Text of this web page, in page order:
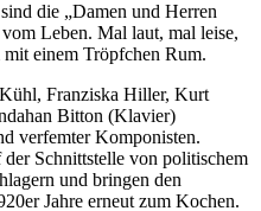
die „Damen und Herren
Leben. Mal laut, mal leise,
einem Tröpfchen Rum.
Franziska Hiller, Kurt
Bitton (Klavier)
verfemter Komponisten.
Schnittstelle von politischem
und bringen den
Jahre erneut zum Kochen.